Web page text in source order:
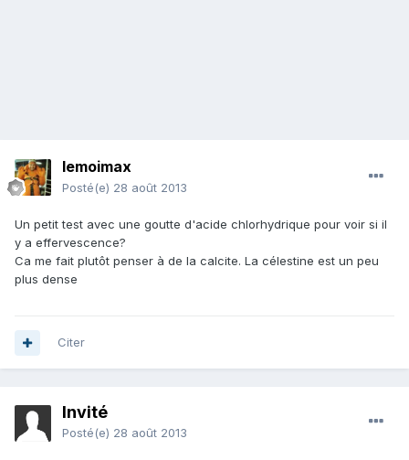
lemoimax
Posté(e) 28 août 2013
Un petit test avec une goutte d'acide chlorhydrique pour voir si il
y a effervescence?
Ca me fait plutôt penser à de la calcite. La célestine est un peu
plus dense
Citer
Invité
Posté(e) 28 août 2013